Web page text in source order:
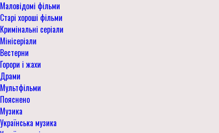
Маловідомі фільми
Старі хороші фільми
Кримінальні серіали
Мінісеріали
Вестерни
Горори і жахи
Драми
Мультфільми
Пояснено
Музика
Українська музика